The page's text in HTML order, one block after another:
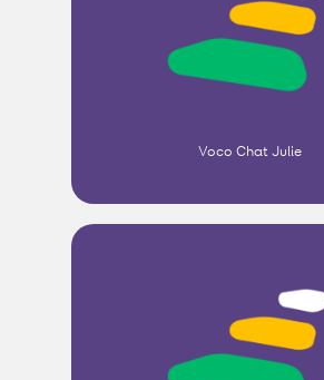
Voco Chat Julie